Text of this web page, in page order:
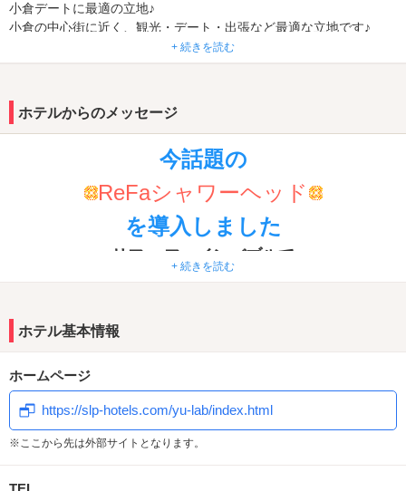
小倉デートに最適の立地♪
小倉の中心街に近く、観光・デート・出張など最適な立地です♪
12時間ステイのノータイムがなんと！平日4200円～！！
+ 続きを読む
ホテルからのメッセージ
今話題の
ReFaシャワーヘッド
を導入しました
リファ ファインバブルで
「美」を思う存分磨いてください♪
✼••┈┈┈┈┈┈┈┈••✼
春･夏バージョンにリニューアル
♡(⁎ᵕᴗᵕ⁎)♡
好評いただいております選べるサービスの
+ 続きを読む
ホテル基本情報
ホームページ
https://slp-hotels.com/yu-lab/index.html
※ここから先は外部サイトとなります。